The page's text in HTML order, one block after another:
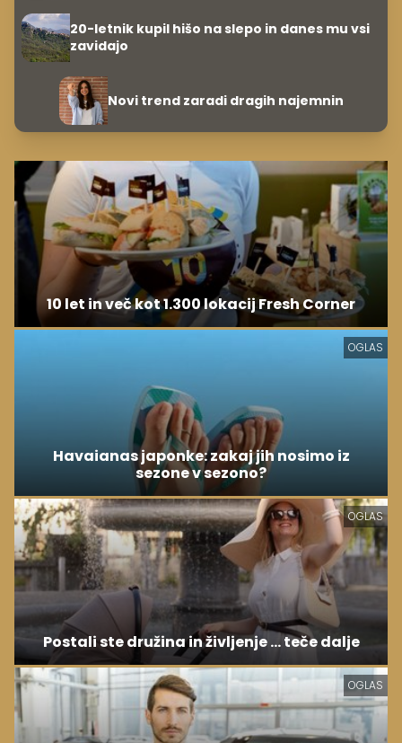
20-letnik kupil hišo na slepo in danes mu vsi
zavidajo
Novi trend zaradi dragih najemnin
10 let in več kot 1.300 lokacij Fresh Corner
OGLAS
Havaianas japonke: zakaj jih nosimo iz
sezone v sezono?
OGLAS
Postali ste družina in življenje ... teče dalje
OGLAS